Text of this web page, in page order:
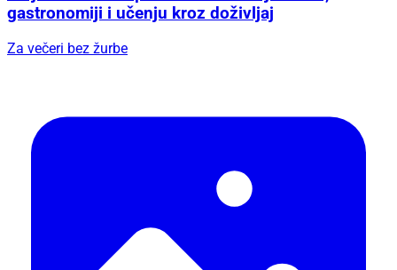
gastronomiji i učenju kroz doživljaj
Za večeri bez žurbe